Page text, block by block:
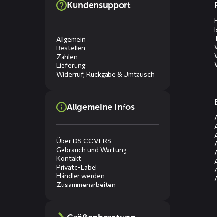
Kundensupport
Allgemein
Bestellen
Zahlen
Lieferung
Widerruf, Rückgabe & Umtausch
Allgemeine Infos
Über DS COVERS
Gebrauch und Wartung
Kontakt
Private-Label
Händler werden
Zusammenarbeiten